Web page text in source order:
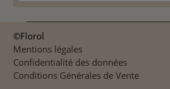
©Florol
Mentions légales
Confidentialité des données
Conditions Générales de Vente